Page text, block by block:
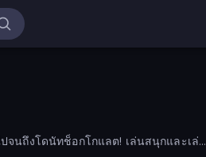
จนถึงโดนัทช็อกโกแลต! เล่นสนุกและเล่น